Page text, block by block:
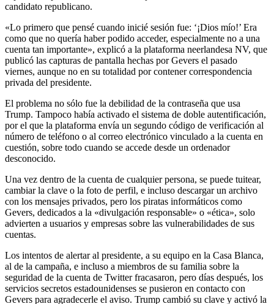
candidato republicano.
«Lo primero que pensé cuando inicié sesión fue: ‘¡Dios mío!’ Era
como que no quería haber podido acceder, especialmente no a una
cuenta tan importante», explicó a la plataforma neerlandesa NV, que
publicó las capturas de pantalla hechas por Gevers el pasado
viernes, aunque no en su totalidad por contener correspondencia
privada del presidente.
El problema no sólo fue la debilidad de la contraseña que usa
Trump. Tampoco había activado el sistema de doble autentificación,
por el que la plataforma envía un segundo código de verificación al
número de teléfono o al correo electrónico vinculado a la cuenta en
cuestión, sobre todo cuando se accede desde un ordenador
desconocido.
Una vez dentro de la cuenta de cualquier persona, se puede tuitear,
cambiar la clave o la foto de perfil, e incluso descargar un archivo
con los mensajes privados, pero los piratas informáticos como
Gevers, dedicados a la «divulgación responsable» o «ética», solo
advierten a usuarios y empresas sobre las vulnerabilidades de sus
cuentas.
Los intentos de alertar al presidente, a su equipo en la Casa Blanca,
al de la campaña, e incluso a miembros de su familia sobre la
seguridad de la cuenta de Twitter fracasaron, pero días después, los
servicios secretos estadounidenses se pusieron en contacto con
Gevers para agradecerle el aviso. Trump cambió su clave y activó la